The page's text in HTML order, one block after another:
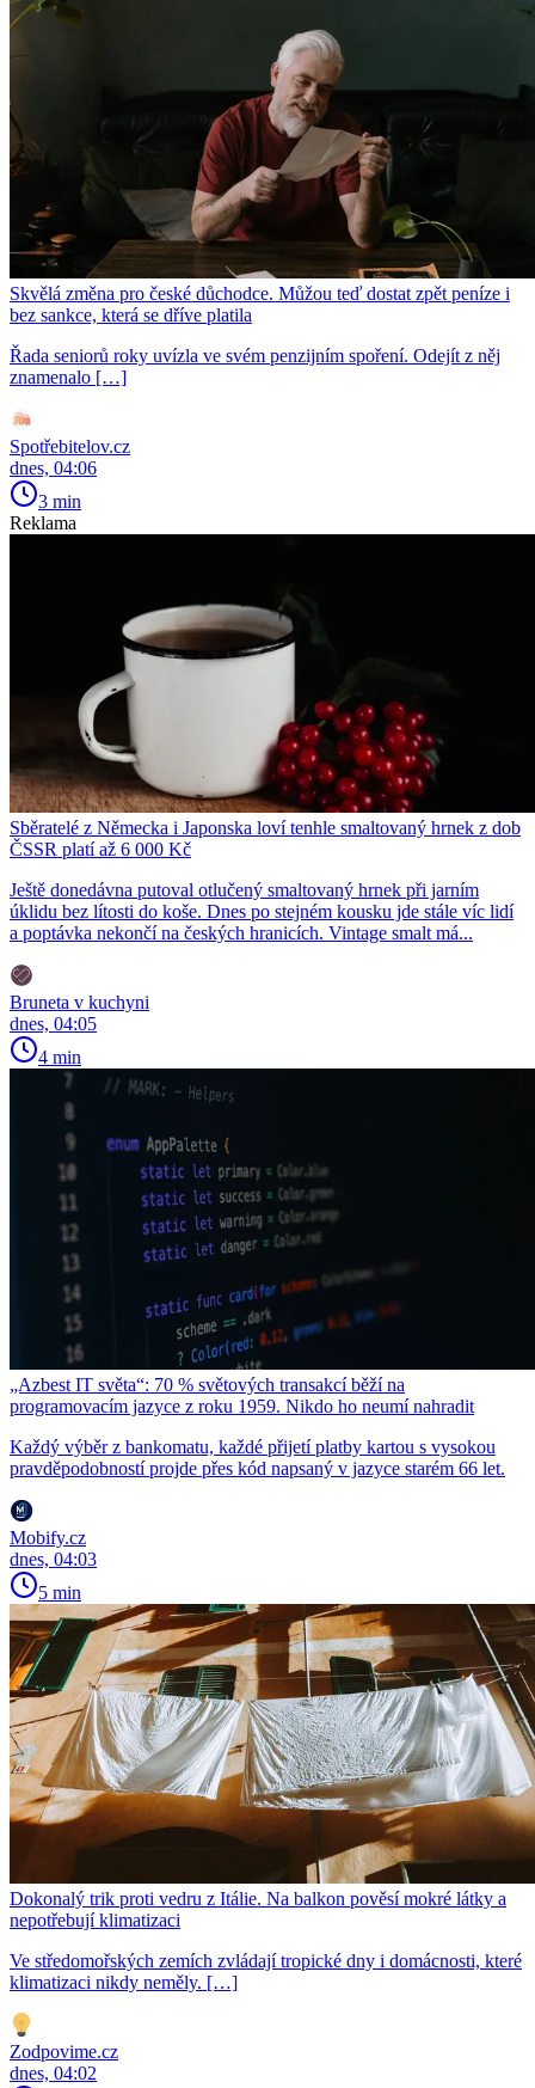
Skvělá změna pro české důchodce. Můžou teď dostat zpět peníze i
bez sankce, která se dříve platila
Řada seniorů roky uvízla ve svém penzijním spoření. Odejít z něj
znamenalo […]
Spotřebitelov.cz
dnes, 04:06
3 min
Reklama
Sběratelé z Německa i Japonska loví tenhle smaltovaný hrnek z dob
ČSSR platí až 6 000 Kč
Ještě donedávna putoval otlučený smaltovaný hrnek při jarním
úklidu bez lítosti do koše. Dnes po stejném kousku jde stále víc lidí
a poptávka nekončí na českých hranicích. Vintage smalt má...
Bruneta v kuchyni
dnes, 04:05
4 min
„Azbest IT světa“: 70 % světových transakcí běží na
programovacím jazyce z roku 1959. Nikdo ho neumí nahradit
Každý výběr z bankomatu, každé přijetí platby kartou s vysokou
pravděpodobností projde přes kód napsaný v jazyce starém 66 let.
Mobify.cz
dnes, 04:03
5 min
Dokonalý trik proti vedru z Itálie. Na balkon pověsí mokré látky a
nepotřebují klimatizaci
Ve středomořských zemích zvládají tropické dny i domácnosti, které
klimatizaci nikdy neměly. […]
Zodpovime.cz
dnes, 04:02